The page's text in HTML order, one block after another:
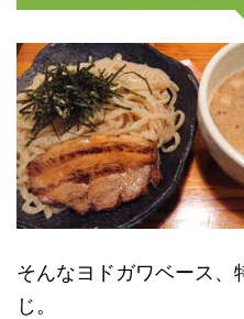
そんなヨドガワベース、
じ。